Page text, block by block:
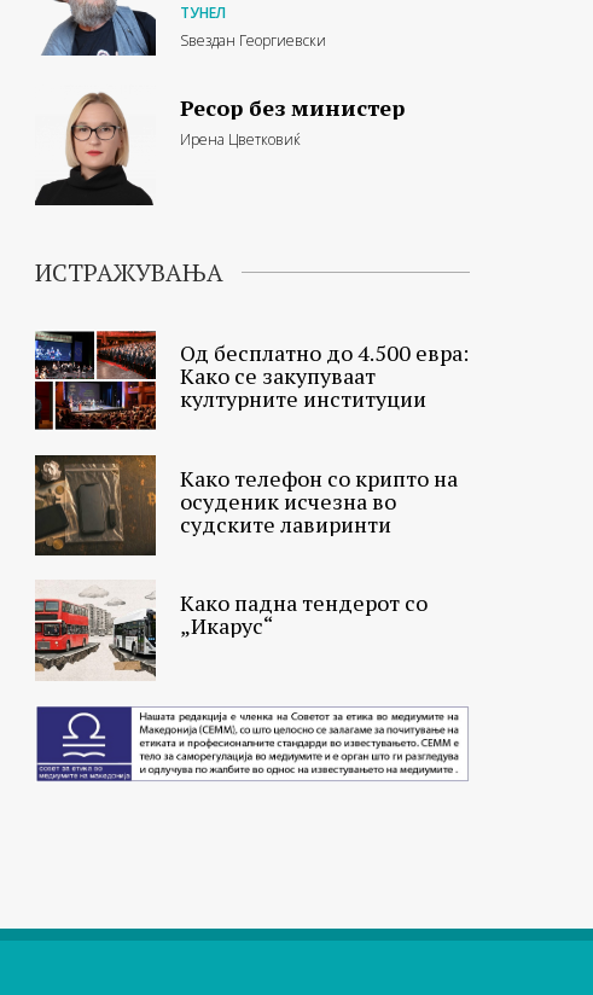
ТУНЕЛ
Ѕвездан Георгиевски
Ресор без министер
Ирена Цветковиќ
ИСТРАЖУВАЊА
Од бесплатно до 4.500 евра:
Како се закупуваат
културните институции
Како телефон со крипто на
осуденик исчезна во
судските лавиринти
Како падна тендерот со
„Икарус“